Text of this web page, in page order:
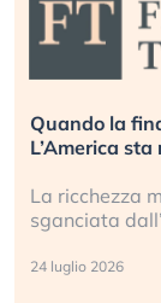
Quando la
L’America
La ricchezza
sganciata
24 luglio 2026